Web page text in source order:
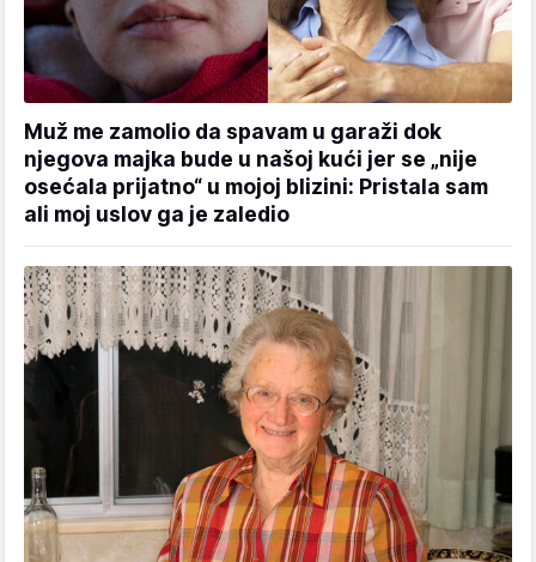
Muž me zamolio da spavam u garaži dok
njegova majka bude u našoj kući jer se „nije
osećala prijatno“ u mojoj blizini: Pristala sam
ali moj uslov ga je zaledio